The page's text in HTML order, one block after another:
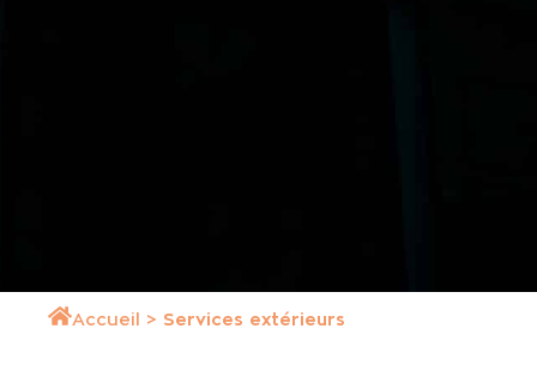
Accueil > Services extérieurs